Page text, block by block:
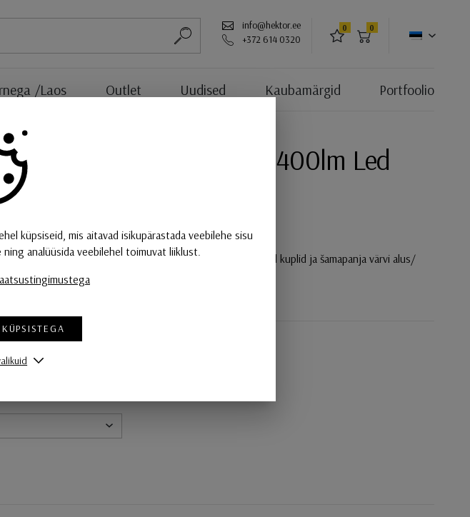
ALUSTA OTSIMIST
info@hektor.ee
+372 614 0320
LEMMIKUD
0
OSTUKORV
0
/Laos Outlet Uudised Kaubamärgid Portfoolio
Nautilus, 2x15W/2400lm Led
seinavalgusti.
must alus/mustad kuplid, valge alus valged kuplid ja šamapanja värvi alus/
küpsiseid, mis aitavad isikupärastada veebilehe sisu
analüüsida veebilehel toimuvat liiklust.